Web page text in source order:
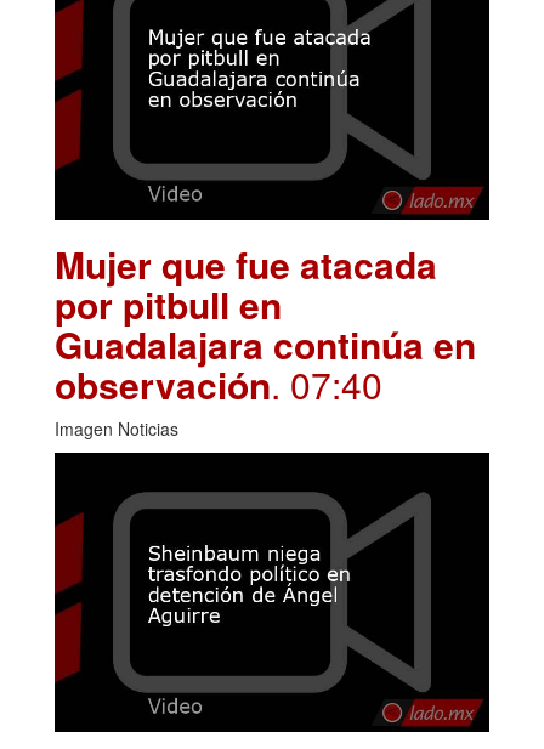
Mujer que fue atacada
por pitbull en
Guadalajara continúa en
observación. 07:40
Imagen Noticias